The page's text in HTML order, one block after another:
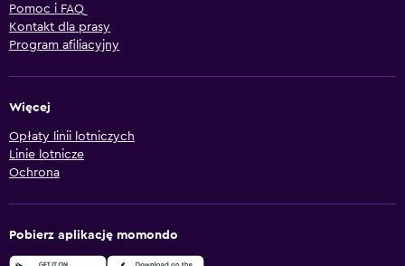
Pomoc i FAQ
Kontakt dla prasy
Program afiliacyjny
Więcej
Opłaty linii lotniczych
Linie lotnicze
Ochrona
Pobierz aplikację momondo